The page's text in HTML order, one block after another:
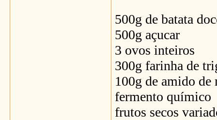
500g de batata
500g açucar
3 ovos inteiros
300g farinha de
100g de amido
fermento químico
frutos secos